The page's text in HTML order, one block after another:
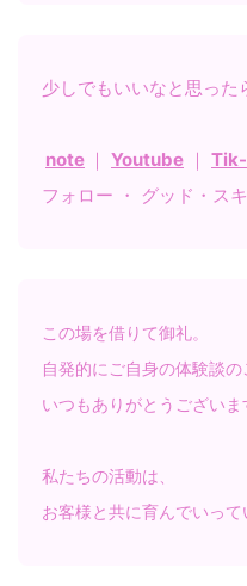
少しでもいいなと思った
note ｜ Youtube ｜
フォロー ・ グッド・ス
この場を借りて御礼。
自発的にご自身の体験談の
いつもありがとうございま
私たちの活動は、
お客様と共に育んでいって